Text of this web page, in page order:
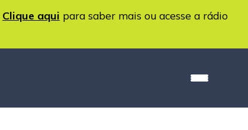
Clique aqui para saber mais ou acesse a rádio